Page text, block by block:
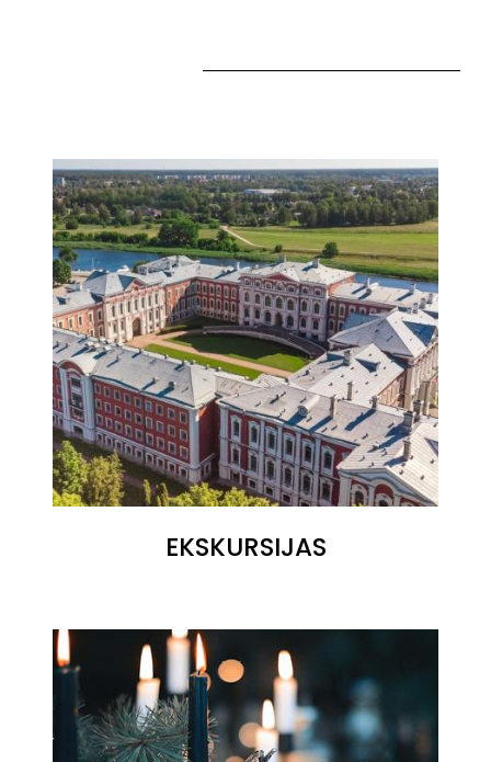
EKSKURSIJAS